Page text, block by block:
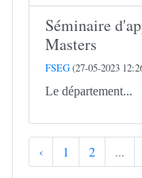
Séminaire
Masters
FSEG(27-05-2023
Le département...
‹ 1 2 ...